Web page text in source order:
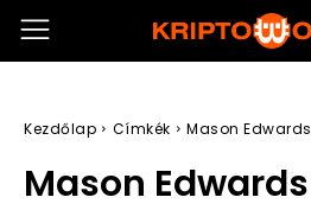
Kezdőlap Címkék Mason Edwards
Mason Edwards